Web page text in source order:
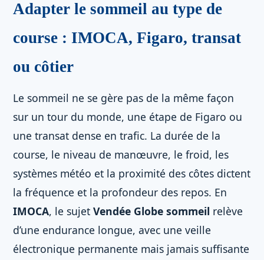
Adapter le sommeil au type de
course : IMOCA, Figaro, transat
ou côtier
Le sommeil ne se gère pas de la même façon
sur un tour du monde, une étape de Figaro ou
une transat dense en trafic. La durée de la
course, le niveau de manœuvre, le froid, les
systèmes météo et la proximité des côtes dictent
la fréquence et la profondeur des repos. En
IMOCA, le sujet Vendée Globe sommeil relève
d’une endurance longue, avec une veille
électronique permanente mais jamais suffisante